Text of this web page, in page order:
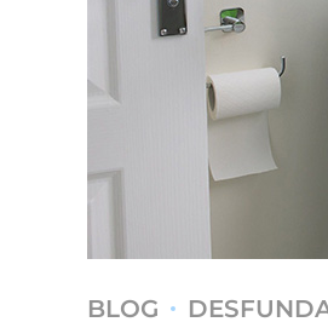
BLOG